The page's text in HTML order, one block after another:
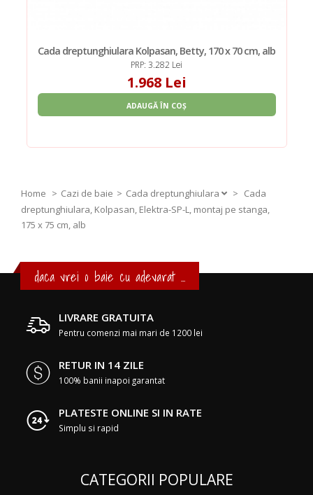
Cada dreptunghiulara Kolpasan, Betty, 170 x 70 cm, alb
PRP: 3.282 Lei
1.968 Lei
ADAUGĂ ÎN COȘ
Home Cazi de baie Cada dreptunghiulara > Cada
dreptunghiulara, Kolpasan, Elektra-SP-L, montaj pe stanga,
175 x 75 cm, alb
daca vrei o baie cu adevarat ...
LIVRARE GRATUITA
Pentru comenzi mai mari de 1200 lei
RETUR IN 14 ZILE
100% banii inapoi garantat
PLATESTE ONLINE SI IN RATE
Simplu si rapid
CATEGORII POPULARE